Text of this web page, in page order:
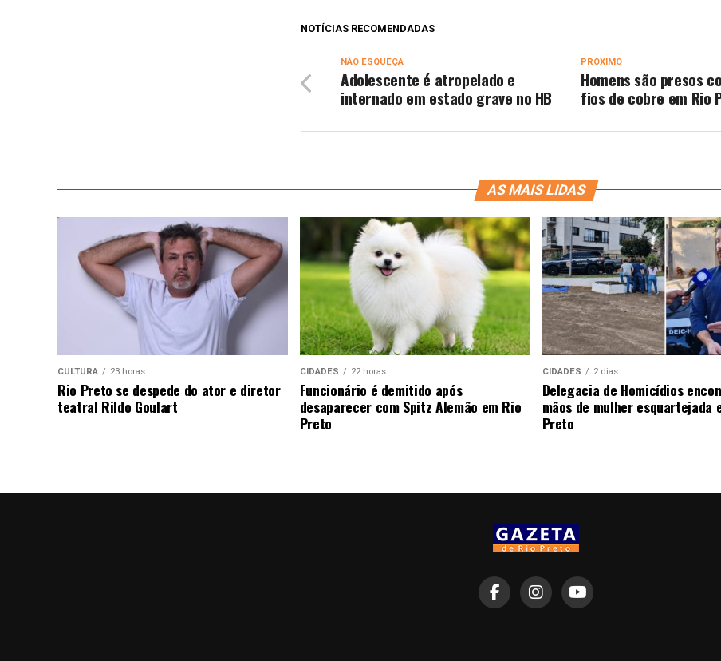
NOTÍCIAS RECOMENDADAS
PRÓXIMO
Homens são presos
fios de cobre em Rio
NÃO ESQUEÇA
Adolescente é atropelado e
internado em estado grave no HB
AS MAIS LIDAS
CULTURA 23 horas
Rio Preto se despede do ator e diretor
teatral Rildo Goulart
CIDADES 22 horas
Funcionário é demitido após
desaparecer com Spitz Alemão em Rio
Preto
CIDADES 2 dias
Delegacia de Homicídios
mãos de mulher esquartejada
Preto